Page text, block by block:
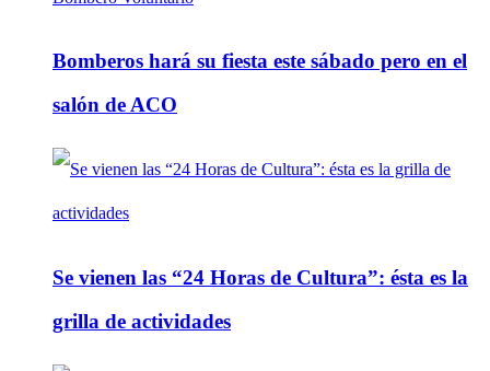
Bomberos hará su fiesta este sábado pero en el
salón de ACO
Se vienen las “24 Horas de Cultura”: ésta es la
grilla de actividades